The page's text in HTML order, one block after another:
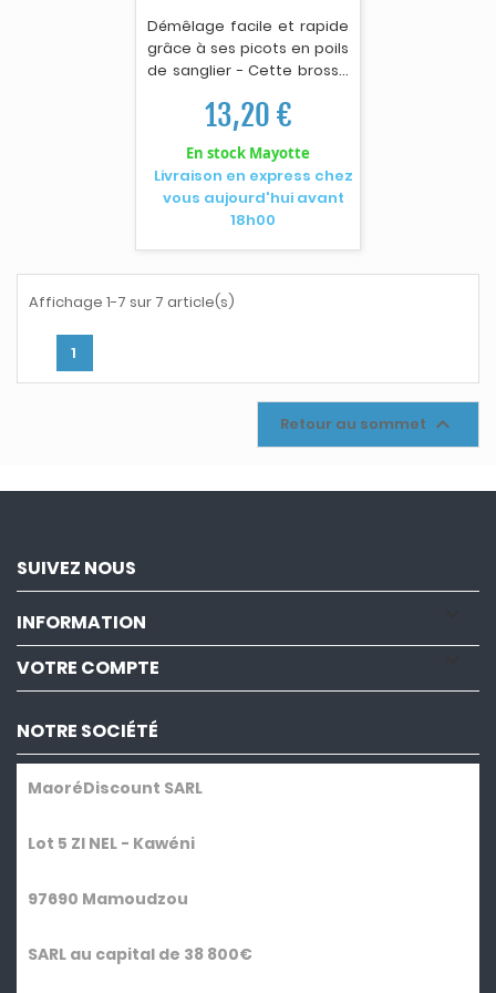
Démêlage facile et rapide
grâce à ses picots en poils
de sanglier - Cette brosse
sanglier vous offre un
brossage tout en douceur
et respecte la nature de
vos cheveux, même les
plus fragiles - Elle ne casse
pas les cheveux lors du
coiffage et ravive
naturellement leur
brillance - Convient aux
cheveux courts à mi-longs.
Livraison en express chez
vous aujourd'hui avant
18h00
13,20 €
En stock Mayotte
Affichage 1-7 sur 7 article(s)
1
Retour au sommet 
SUIVEZ NOUS
INFORMATION
VOTRE COMPTE
NOTRE SOCIÉTÉ
MaoréDiscount SARL
Lot 5 ZI NEL - Kawéni
97690 Mamoudzou
SARL au capital de 38 800€